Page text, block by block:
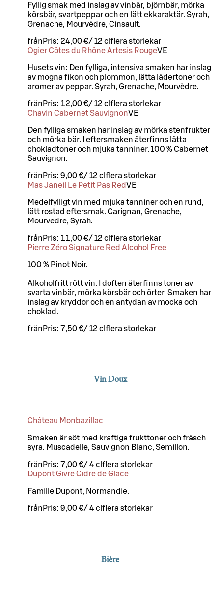
Fyllig smak med inslag av vinbär, björnbär, mörka
körsbär, svartpeppar och en lätt ekkaraktär. Syrah,
Grenache, Mourvèdre, Cinsault.
från Pris: 24,00 €/ 12 cl flera storlekar
Ogier Côtes du Rhône Artesis RougeVE
Husets vin: Den fylliga, intensiva smaken har inslag
av mogna fikon och plommon, lätta lädertoner och
aromer av peppar. Syrah, Grenache, Mourvèdre.
från Pris: 12,00 €/ 12 cl flera storlekar
Chavin Cabernet SauvignonVE
Den fylliga smaken har inslag av mörka stenfrukter
och mörka bär. I eftersmaken återfinns lätta
chokladtoner och mjuka tanniner. 100 % Cabernet
Sauvignon.
från Pris: 9,00 €/ 12 cl flera storlekar
Mas Janeil Le Petit Pas RedVE
Medelfylligt vin med mjuka tanniner och en rund,
lätt rostad eftersmak. Carignan, Grenache,
Mourvedre, Syrah.
från Pris: 11,00 €/ 12 cl flera storlekar
Pierre Zéro Signature Red Alcohol Free
100 % Pinot Noir.
Alkoholfritt rött vin. I doften återfinns toner av
svarta vinbär, mörka körsbär och örter. Smaken har
inslag av kryddor och en antydan av mocka och
choklad.
från Pris: 7,50 €/ 12 cl flera storlekar
Vin Doux
Château Monbazillac
Smaken är söt med kraftiga frukttoner och fräsch
syra. Muscadelle, Sauvignon Blanc, Semillon.
från Pris: 7,00 €/ 4 cl flera storlekar
Dupont Givre Cidre de Glace
Famille Dupont, Normandie.
från Pris: 9,00 €/ 4 cl flera storlekar
Bière